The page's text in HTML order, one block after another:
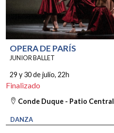
OPERA DE PARÍS
JUNIOR BALLET
29 y 30 de julio, 22h
Finalizado
Conde Duque - Patio Central
DANZA